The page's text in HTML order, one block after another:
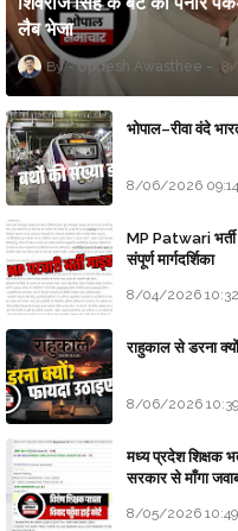
लैब भेजा
Updesh Awasthee 8/
भोपाल–रीवा वंदे
8/06/2026
MP Patwari
संपूर्ण मार्गदर्शिका
8/04/2026
राहुकाल से डरना
8/06/2026
मध्य प्रदेश शिक्षक
सरकार से माँगा
8/05/2026